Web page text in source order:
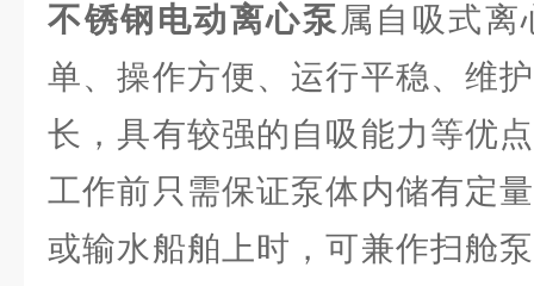
不锈钢电动离心泵 属自吸式
单、操作方便、运行平稳、维
长，具有较强的自吸能力等优
工作前只需保证泵体内储有定
或输水船舶上时，可兼作扫舱